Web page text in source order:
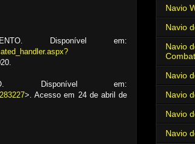
Disponível em:
Disponível em:
>. Acesso em 24 de abril de
Navio
Navio
Navio
Navio
Navio
Navio
Navio